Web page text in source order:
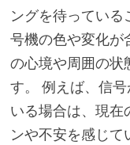
ングを待ってい
号機の色や変化が
の心境や周囲の状
す。 例えば、信
いる場合は、現在
ンや不安を感じ